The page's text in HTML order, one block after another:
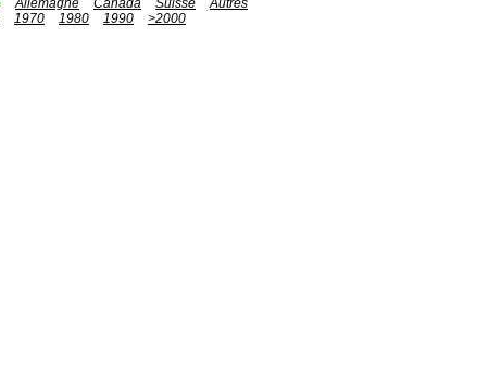
Allemagne Canada Suisse
Autres
1970 1980 1990
>2000